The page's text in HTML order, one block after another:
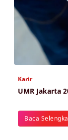
Karir
UMR Jakarta
Baca